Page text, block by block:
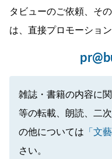
タビューのご依頼、そ
は、直接プロモーショ
雑誌・書籍の内容に
等の転載、朗読、二
の他については 「文
さい。